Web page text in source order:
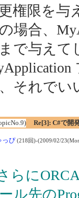
権限を与
場合、
で与えて
それでい
Re[3]: C#で開
っぴ (218回)-(2009/02/
らに
ール先の